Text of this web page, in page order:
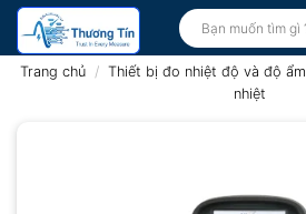
Bỏ
qua
nội
Tìm
kiếm:
Trang chủ / Thiết bị đo nhiệt độ và độ ẩm
nhiệt